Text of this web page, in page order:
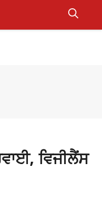
ਵਿਜੀਲੈਂਸ